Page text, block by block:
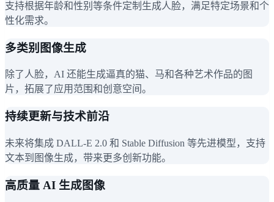
支持根据年龄和性别等条件定制生成人脸，满足特定场景和个
性化需求。
多类别图像生成
除了人脸，AI 还能生成逼真的猫、马和各种艺术作品的图
片，拓展了应用范围和创意空间。
持续更新与技术前沿
未来将集成 DALL-E 2.0 和 Stable Diffusion 等先进模型，支持
文本到图像生成，带来更多创新功能。
高质量 AI 生成图像